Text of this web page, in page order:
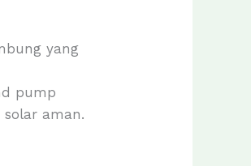
yang
pump
aman.